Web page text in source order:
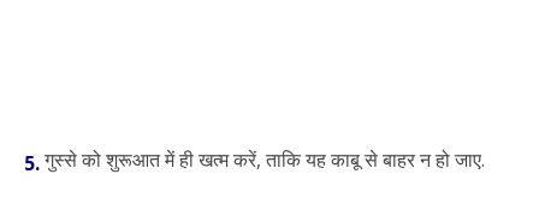
5.गुस्से को शुरूआत में ही खत्म करें, ताकि यह काबू से बाहर न हो जाए.